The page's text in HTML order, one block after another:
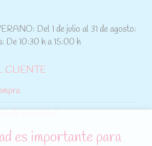
Del 1 de julio al 31 de agosto:
De 10:30 h a 15:00 h
CLIENTE
es importante para